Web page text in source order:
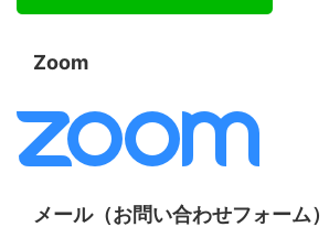
Zoom
メール（お問い合わせフォーム）